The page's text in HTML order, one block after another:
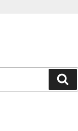
索